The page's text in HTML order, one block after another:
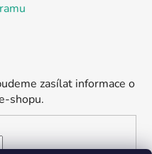
zasílat informace o
shopu.